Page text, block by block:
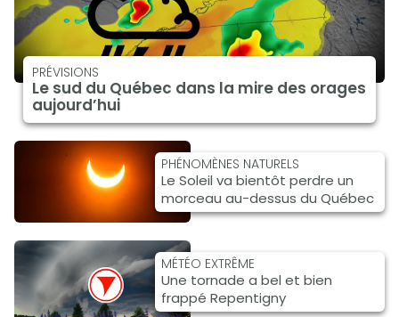
PRÉVISIONS
Le sud du Québec dans la mire des orages
aujourd’hui
PHÉNOMÈNES NATURELS
Le Soleil va bientôt perdre un
morceau au-dessus du Québec
MÉTÉO EXTRÊME
Une tornade a bel et bien
frappé Repentigny